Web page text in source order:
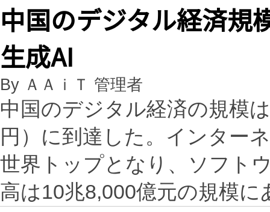
中国のデジタル経済規
生成AI
By ＡＡｉＴ 管理者
中国のデジタル経済の規模
円）に到達した。インター
世界トップとなり、ソフト
高は10兆8,000億元の規模に